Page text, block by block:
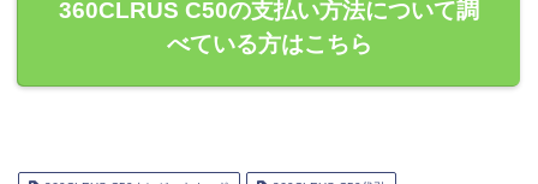
360CLRUS C50の支払い方法について調
べている方はこちら